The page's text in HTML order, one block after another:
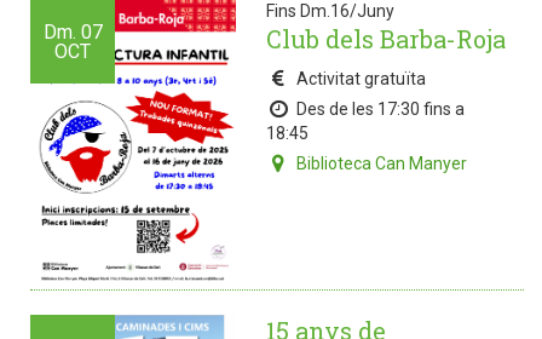
Dm. 07
OCT
Fins Dm.16/Juny
Club dels Barba-Roja
Activitat gratuïta
Des de les 17:30 fins a
18:45
Biblioteca Can Manyer
15 anys de